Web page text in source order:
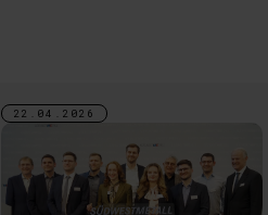
22.04.2026